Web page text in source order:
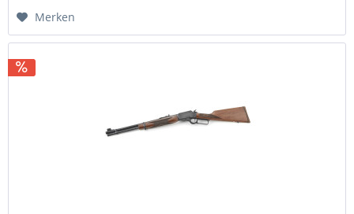
Merken